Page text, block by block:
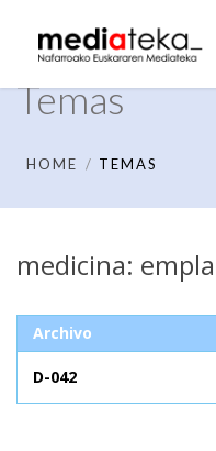
Temas
HOME TEMAS
medicina:
Archivo
D-042